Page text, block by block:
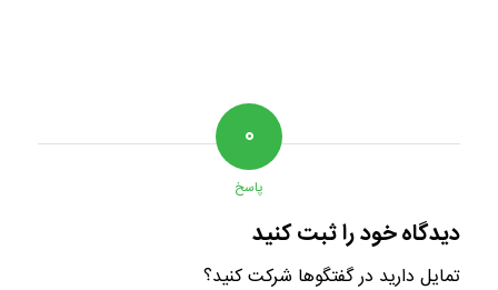
۰
پاسخ
دیدگاه خود را ثبت کنید
تمایل دارید در گفتگوها شرکت کنید؟